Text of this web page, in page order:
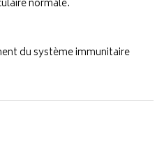
normale.
du système immunitaire